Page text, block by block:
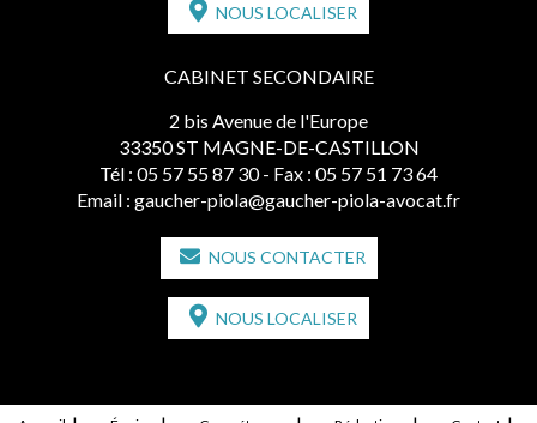
NOUS LOCALISER
CABINET SECONDAIRE
2 bis Avenue de l'Europe
33350 ST MAGNE-DE-CASTILLON
Tél : 05 57 55 87 30 - Fax : 05 57 51 73 64
Email : gaucher-piola@gaucher-piola-avocat.fr
NOUS CONTACTER
NOUS LOCALISER